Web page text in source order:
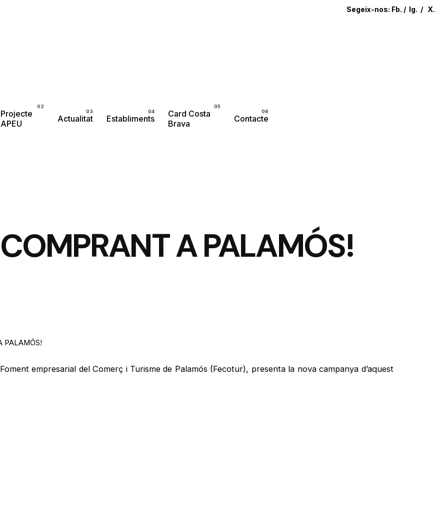
Segeix-nos: Fb. / Ig. / X.
Projecte
APEU
Actualitat Establiments
Card Costa
Brava
Contacte
COMPRANT A PALAMÓS!
PALAMÓS!
empresarial del Comerç i Turisme de Palamós (Fecotur), presenta la nova campanya d’aquest